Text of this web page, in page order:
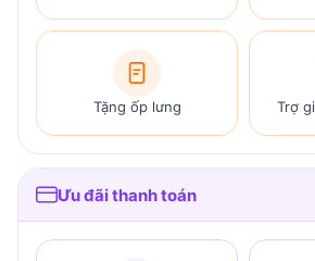
Tặng ốp lưng Trợ
Ưu đãi thanh toán